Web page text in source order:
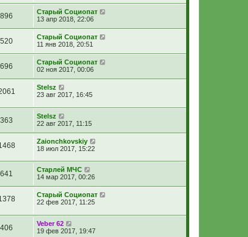
Старый Социопат
13 апр 2018, 22:06
Старый Социопат
11 янв 2018, 20:51
Старый Социопат
02 ноя 2017, 00:06
Stelsz
23 авг 2017, 16:45
Stelsz
22 авг 2017, 11:15
Zaionchkovskiy
18 июл 2017, 15:22
Старлей МЧС
14 мар 2017, 00:26
Старый Социопат
22 фев 2017, 11:25
Veber 62
19 фев 2017, 19:47